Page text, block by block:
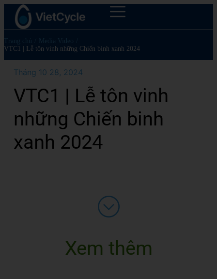
Trang chủ Media Video
VTC1 | Lễ tôn vinh những Chiến binh xanh 2024
Tháng 10 28, 2024
VTC1 | Lễ tôn vinh
những Chiến binh
xanh 2024
Xem thêm